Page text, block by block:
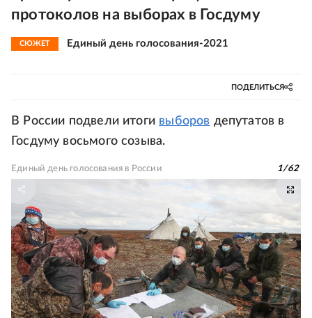
протоколов на выборах в Госдуму
СЮЖЕТ Единый день голосования-2021
ПОДЕЛИТЬСЯ
В России подвели итоги выборов депутатов в
Госдуму восьмого созыва.
Единый день голосования в России 1/62